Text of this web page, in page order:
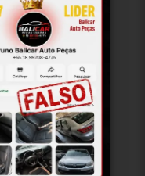
25193
Horário
Carro/Caminhonete